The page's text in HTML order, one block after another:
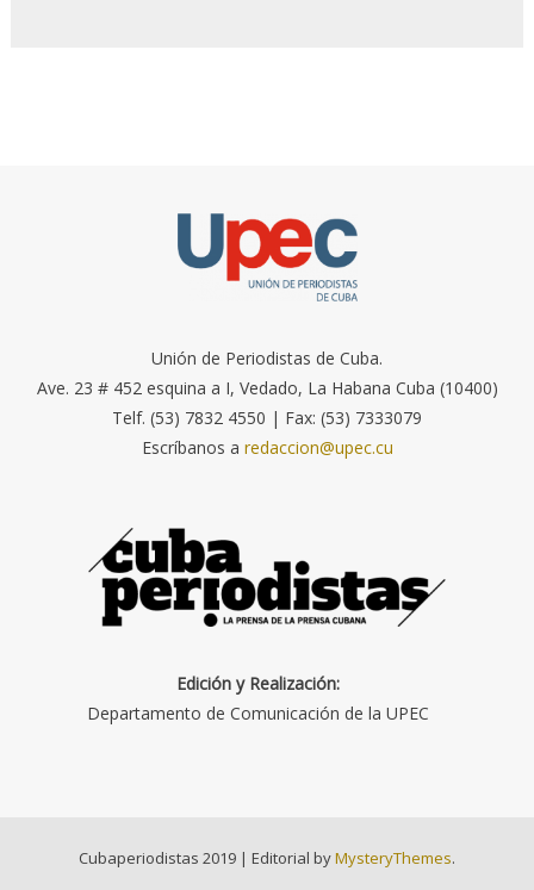
Unión de Periodistas de Cuba.
Ave. 23 # 452 esquina a I, Vedado, La Habana Cuba (10400)
Telf. (53) 7832 4550 | Fax: (53) 7333079
Escríbanos a redaccion@upec.cu
Edición y Realización:
Departamento de Comunicación de la UPEC
Cubaperiodistas 2019 | Editorial byMysteryThemes.